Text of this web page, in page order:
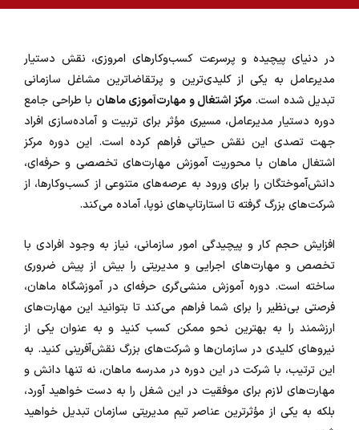
در دنیای پیچیده و پرسرعت کسب‌وکارهای امروزی، نقش دستیار
مدیرعامل به یکی از کلیدی‌ترین و پرتقاضاترین مشاغل سازمانی
تبدیل شده است.مرکز اشتغال و مهارت‌آموزی ماهان با طراحی جامع
دوره دستیار مدیرعامل، مسیری مؤثر برای تربیت و آماده‌سازی افراد
جهت تصدی این نقش حیاتی فراهم کرده است. این دوره مرکز
اشتغال ماهان با محوریت آموزش مهارت‌های تخصصی و حرفه‌ای،
دانش‌آموختگان را برای ورود به عرصه‌های متنوعی از کسب‌وکارها، از
شرکت‌های بزرگ گرفته تا استارتاپ‌های نوپا، آماده می‌کند.
افزایش حجم کار و پیچیدگی امور سازمانی، نیاز به وجود افرادی با
تخصص و مهارت‌های اجرایی و مدیریتی را بیش از پیش ضروری
ساخته است. دوره آموزش منشی‌گری حرفه‌ای در آموزشگاه ماهان،
فرصتی بی‌نظیر را برای شما فراهم می‌کند تا بتوانید این مهارت‌های
ارزشمند را به بهترین نحو ممکن کسب کنید و به عنوان یکی از
نیروهای کلیدی در سازمان‌ها و شرکت‌های بزرگ نقش‌آفرینی کنید. به
این ترتیب، با شرکت در این دوره در مدرسه ماهان، نه تنها دانش و
مهارت‌های لازم برای موفقیت در این شغل را به دست خواهید آورد،
بلکه به یکی از مؤثرترین عناصر تیم مدیریتی سازمان تبدیل خواهید